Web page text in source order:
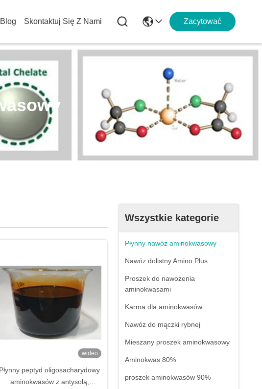
Blog Skontaktuj Się Z Nami Zacytować
Wszystkie kategorie
Płynny nawóz aminokwasowy
Nawóz dolistny Amino Plus
Proszek do nawożenia
aminokwasami
Karma dla aminokwasów
Nawóz do mączki rybnej
Mieszany proszek aminokwasowy
Aminokwas 80%
proszek aminokwasów 90%
wideo
Płynny peptyd oligosacharydowy
aminokwasów z antysolą,